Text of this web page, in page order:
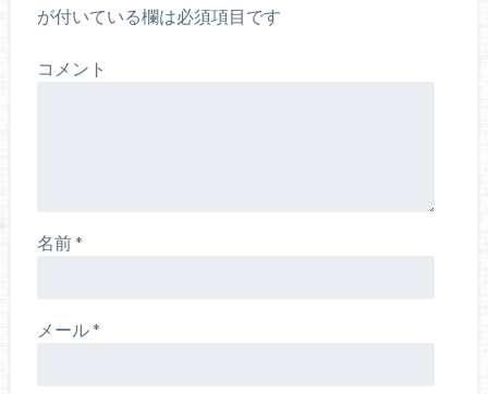
が付いている欄は必須項目です
コメント
名前*
メール*